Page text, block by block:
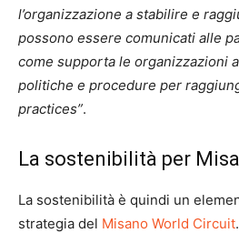
l’organizzazione a stabilire e
possono essere comunicati alle
come supporta le organizzazioni
politiche e procedure per
practices”.
La sostenibilità per
La sostenibilità è quindi un
strategia del Misano World Circuit